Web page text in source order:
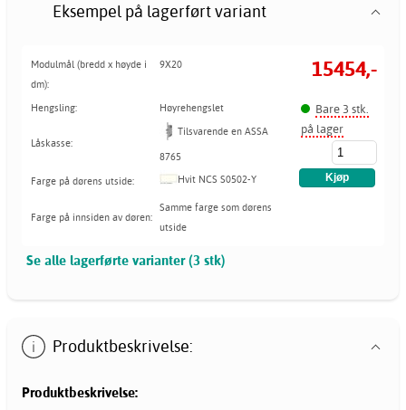
Eksempel på lagerført variant
Modulmål (bredd x høyde i
dm):
9X20
Hengsling: Høyrehengslet
Låskasse:
Tilsvarende en ASSA
8765
Farge på dørens utside:
Hvit NCS S0502-Y
Farge på innsiden av døren:
Samme farge som dørens
utside
15454,-
Bare 3 stk.
på lager
Se alle lagerførte varianter (3 stk)
Produktbeskrivelse:
Produktbeskrivelse: